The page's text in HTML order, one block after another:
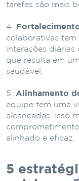
tarefas são mais
colaborativas
interações
que resulta em
saudável.
Alinhamento
equipe têm uma
alcançadas. Isso
alinhado e eficaz.
5